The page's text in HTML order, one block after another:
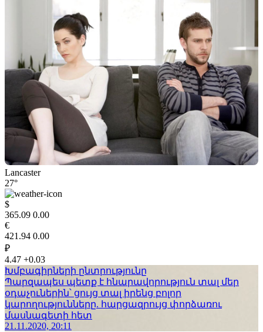
Lancaster
27°
$
365.09 0.00
€
421.94 0.00
₽
4.47 +0.03
Խմբագիրների ընտրությունը
Պարզապես պետք է հնարավորություն տալ մեր
օդաչուներին՝ ցույց տալ իրենց բոլոր
կարողությունները. հարցազրույց փորձառու
մասնագետի հետ
21.11.2020, 20:11